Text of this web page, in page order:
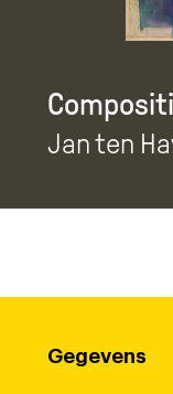
Jan ten
Gegevens